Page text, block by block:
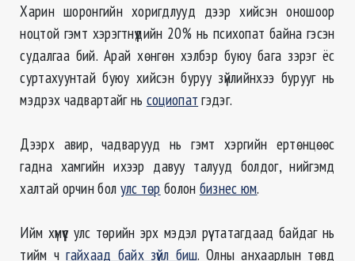
Харин шоронгийн хоригдлууд дээр хийсэн оношоор
ноцтой гэмт хэрэгтнүүдийн 20% нь психопат байна гэсэн
судалгаа бий. Арай хөнгөн хэлбэр буюу бага зэрэг ёс
суртахуунтай буюу хийсэн буруу зүйлийнхээ бурууг нь
мэдрэх чадвартайг нь социопат гэдэг.
Дээрх авир, чадварууд нь гэмт хэргийн ертөнцөөс
гадна хамгийн ихээр давуу талууд болдог, нийгэмд
халтай орчин бол улс төр болон бизнес юм.
Ийм хүмүүс улс төрийн эрх мэдэл рүү татагдаад байдаг нь
тийм чгайхаад байх зүйл биш. Олны анхаарлын төвд